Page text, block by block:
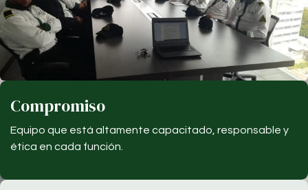
Compromiso
Equipo que está altamente capacitado, responsable y
ética en cada función.